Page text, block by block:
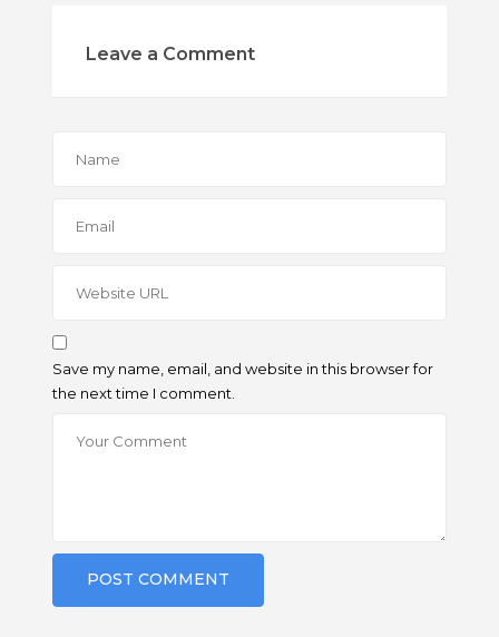
Leave a Comment
Save my name, email, and website in this browser for
the next time I comment.